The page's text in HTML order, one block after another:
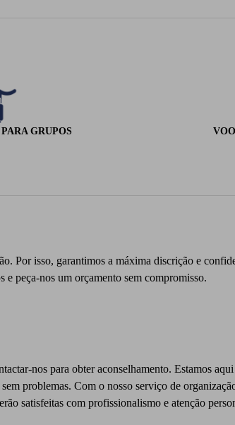
GRUPOS
Por isso, garantimos a máxima discrição e
e peça-nos um orçamento sem compromisso.
nos para obter aconselhamento. Estamos
problemas. Com o nosso serviço de
satisfeitas com profissionalismo e atenção